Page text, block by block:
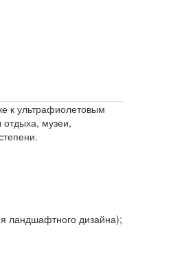
к ультрафиолетовым
музеи,
ландшафтного дизайна);